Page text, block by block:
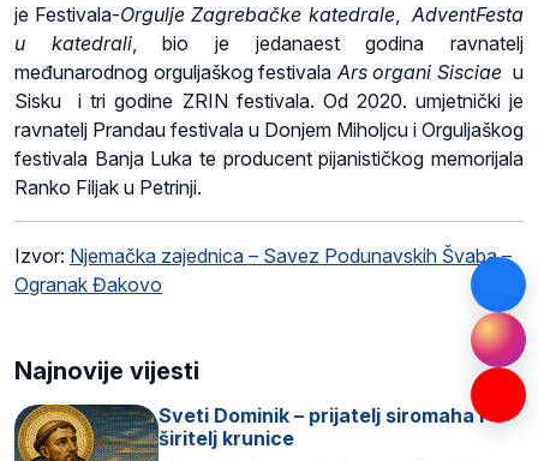
je Festivala-Orgulje Zagrebačke katedrale,AdventFesta
u
katedrali, bio je jedanaest godina ravnatelj
međunarodnog orguljaškog festivalaArs organi Sisciae u
Sisku i tri godine ZRIN festivala. Od 2020. umjetnički je
ravnatelj Prandau festivala u Donjem Miholjcu i Orguljaškog
festivala Banja Luka te producent pijanističkog memorijala
Ranko Filjak u Petrinji.
Izvor: Njemačka zajednica – Savez Podunavskih Švaba –
Ogranak Đakovo
Najnovije vijesti
Sveti Dominik – prijatelj siromaha i
širitelj krunice